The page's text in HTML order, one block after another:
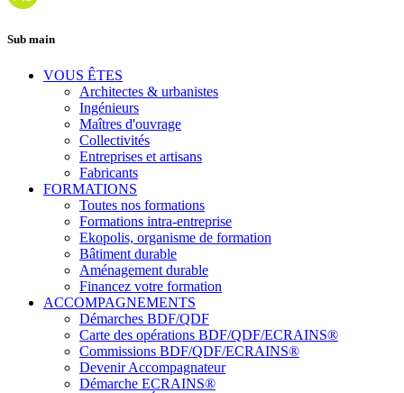
Sub main
VOUS ÊTES
Architectes & urbanistes
Ingénieurs
Maîtres d'ouvrage
Collectivités
Entreprises et artisans
Fabricants
FORMATIONS
Toutes nos formations
Formations intra-entreprise
Ekopolis, organisme de formation
Bâtiment durable
Aménagement durable
Financez votre formation
ACCOMPAGNEMENTS
Démarches BDF/QDF
Carte des opérations BDF/QDF/ECRAINS®
Commissions BDF/QDF/ECRAINS®
Devenir Accompagnateur
Démarche ECRAINS®